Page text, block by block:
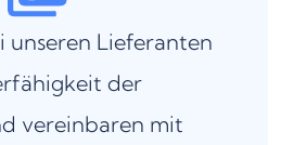
unseren Lieferanten
der
vereinbaren mit